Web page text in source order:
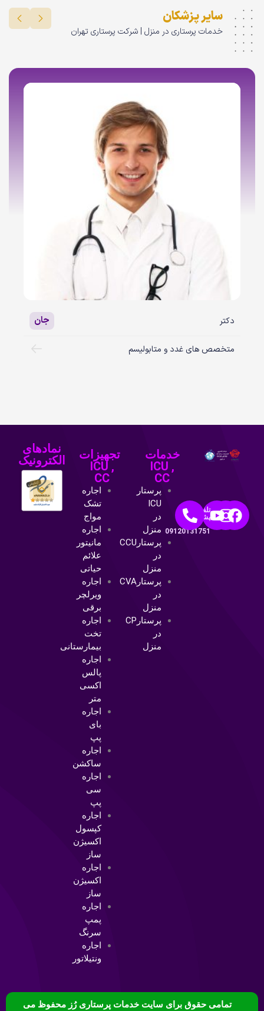
سایر پزشکان
خدمات پرستاری در منزل | شرکت پرستاری تهران
دکتر جان
متخصص های غدد و متابولیسم
تلفن
پشتیبانی:
09120131751
خدمات
ICU ,
CC
پرستار
ICU
در
منزل
پرستارCCU
در
منزل
پرستارCVA
در
منزل
پرستارCP
در
منزل
تجهیزات
ICU ,
CC
اجاره
تشک
مواج
اجاره
مانیتور
علائم
حیاتی
اجاره
ویرلچر
برقی
اجاره
تخت
بیمارستانی
اجاره
پالس
اکسی
متر
اجاره
بای
پپ
اجاره
ساکشن
اجاره
سی
پپ
اجاره
کپسول
اکسیژن
ساز
اجاره
اکسیژن
ساز
اجاره
پمپ
سرنگ
اجاره
ونتیلاتور
نمادهای
الکترونیک
تمامی حقوق برای سایت خدمات پرستاری رُز محفوظ می